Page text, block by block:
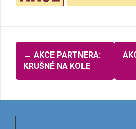
Navigace
pro
příspěvky
← AKCE PARTNERA:
KRUŠNÉ NA KOLE